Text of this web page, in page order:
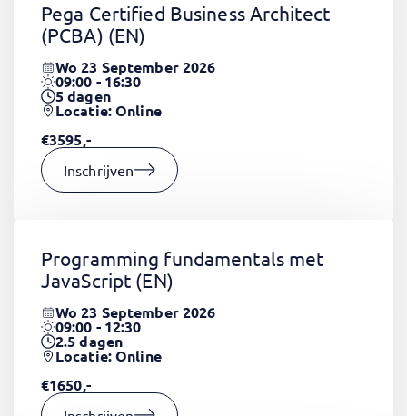
Pega Certified Business Architect
(PCBA) (EN)
Wo 23 September 2026
09:00 - 16:30
5dagen
Locatie: Online
€3595,-
Inschrijven
Programming fundamentals met
JavaScript (EN)
Wo 23 September 2026
09:00 - 12:30
2.5dagen
Locatie: Online
€1650,-